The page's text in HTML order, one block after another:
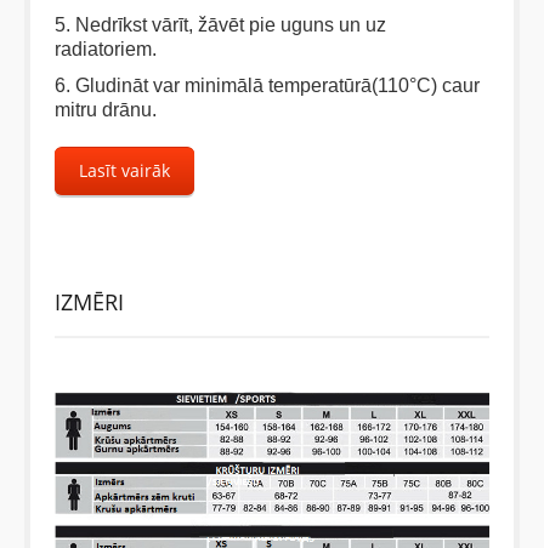
5. Nedrīkst vārīt, žāvēt pie uguns un uz
radiatoriem.
6. Gludināt var minimālā temperatūrā(110°C) caur
mitru drānu.
Lasīt vairāk
IZMĒRI